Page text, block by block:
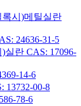
시)메틸실란
24636-31-5
란 CAS: 17096-
14-6
13732-00-8
78-6